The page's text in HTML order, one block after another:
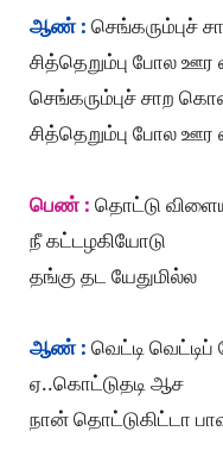
ஆண் : செங்கரும்புச்
சித்தெறும்பு போல ஊர
செங்கரும்புச் சாற
சித்தெறும்பு போல ஊர
பெண் : தொட்டு
நீ கட்டழகியோடு
தங்கு தட யேதுமில்ல
ஆண் : வெட்டி வெட்டிப்
ஏ..கொட்டுதடி ஆச
நான் தொட்டுகிட்டா